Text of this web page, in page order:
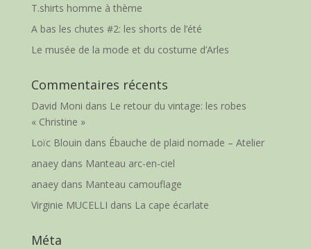
T.shirts homme à thème
A bas les chutes #2: les shorts de l’été
Le musée de la mode et du costume d’Arles
Commentaires récents
David Moni dans Le retour du vintage: les robes
« Christine »
Loïc Blouin dans Ébauche de plaid nomade – Atelier
anaeydans Manteau arc-en-ciel
anaeydans Manteau camouflage
Virginie MUCELLI dans La cape écarlate
Méta